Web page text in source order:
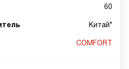
60
Китай*
COMFORT